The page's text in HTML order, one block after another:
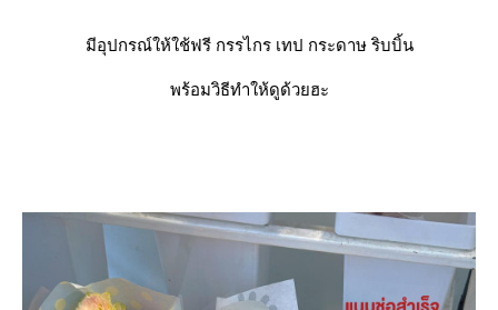
มีอุปกรณ์ให้ใช้ฟรี กรรไกร เทป กระดาษ ริบบิ้น
พร้อมวิธีทำให้ดูด้วยฮะ